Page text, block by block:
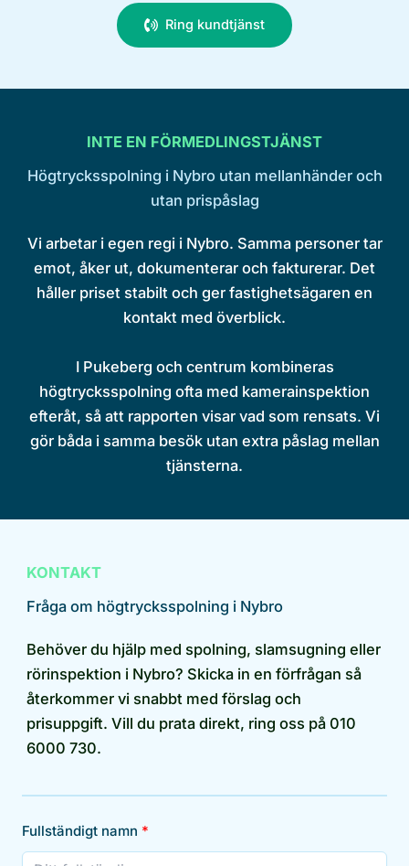
Ring kundtjänst
INTE EN FÖRMEDLINGSTJÄNST
Högtrycksspolning i Nybro utan mellanhänder och
utan prispåslag
Vi arbetar i egen regi i Nybro. Samma personer tar
emot, åker ut, dokumenterar och fakturerar. Det
håller priset stabilt och ger fastighetsägaren en
kontakt med överblick.
I Pukeberg och centrum kombineras
högtrycksspolning ofta med kamerainspektion
efteråt, så att rapporten visar vad som rensats. Vi
gör båda i samma besök utan extra påslag mellan
tjänsterna.
KONTAKT
Fråga om högtrycksspolning i Nybro
Behöver du hjälp med spolning, slamsugning eller
rörinspektion i Nybro? Skicka in en förfrågan så
återkommer vi snabbt med förslag och
prisuppgift. Vill du prata direkt, ring oss på 010
6000 730.
Fullständigt namn